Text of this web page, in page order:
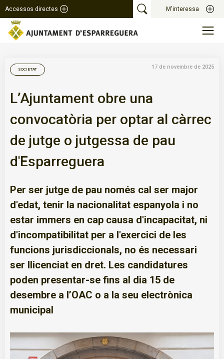
Accessos directes M'interessa
SOCIETAT 17 de novembre de 2025
L’Ajuntament obre una
convocatòria per optar al càrrec
de jutge o jutgessa de pau
d'Esparreguera
Per ser jutge de pau només cal ser major
d'edat, tenir la nacionalitat espanyola i no
estar immers en cap causa d'incapacitat, ni
d'incompatibilitat per a l'exercici de les
funcions jurisdiccionals, no és necessari
ser llicenciat en dret. Les candidatures
poden presentar-se fins al dia 15 de
desembre a l’OAC o a la seu electrònica
municipal